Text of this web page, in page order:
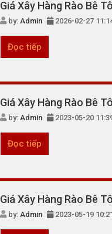
Giá Xây Hàng Rào Bê
by: Admin 2026-02-27
Đọc tiếp
Giá Xây Hàng Rào Bê
by: Admin 2023-05-20
Đọc tiếp
Giá Xây Hàng Rào Bê
by: Admin 2023-05-19